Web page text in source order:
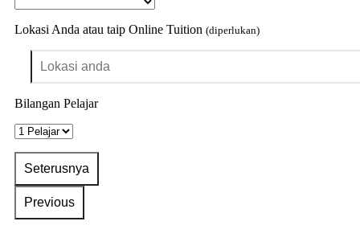
Lokasi Anda atau taip Online Tuition (diperlukan)
Bilangan Pelajar